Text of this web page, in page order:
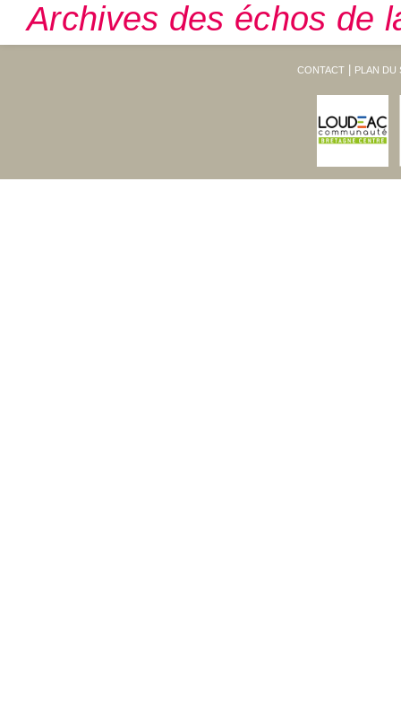
Archives des échos de
CONTACT PLAN DU